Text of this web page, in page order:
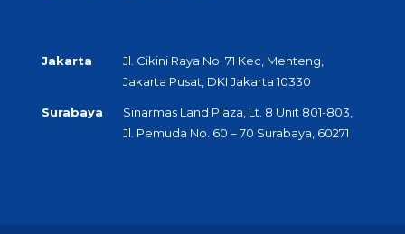
Jakarta
Jl. Cikini Raya No. 71 Kec, Menteng,
Jakarta Pusat, DKI Jakarta 10330
Surabaya
Sinarmas Land Plaza, Lt. 8 Unit 801-803,
Jl. Pemuda No. 60 – 70 Surabaya, 60271